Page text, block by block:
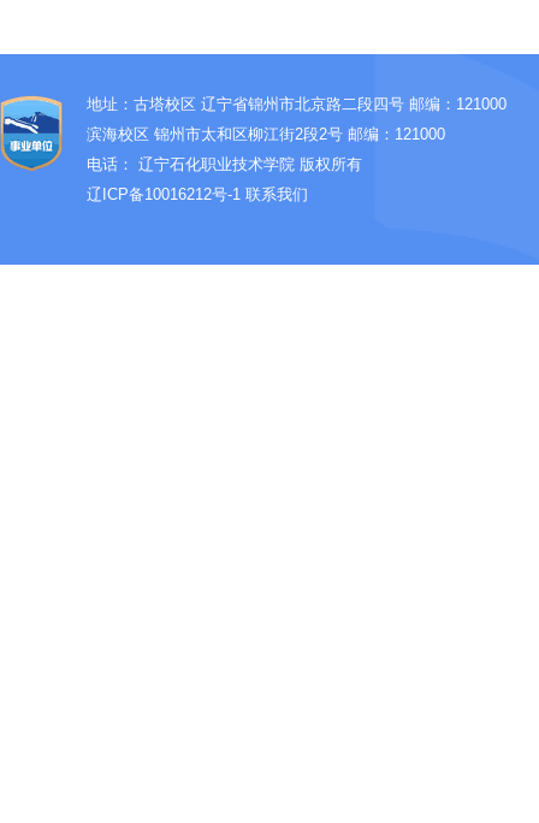
地址：古塔校区 辽宁省锦州市北京路二段四号 邮编：121000
滨海校区 锦州市太和区柳江街2段2号 邮编：121000
电话： 辽宁石化职业技术学院 版权所有
辽ICP备10016212号-1 联系我们